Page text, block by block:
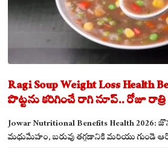
Ragi Soup Weight Loss Health
పొట్టను కరిగించే రాగి సూప్.. రోజూ
ఖాయం!
Jowar Nutritional Benefits Health 2026:
మధుమేహం, బరువు తగ్గడానికి మరియు గుండె